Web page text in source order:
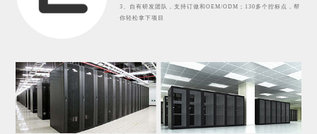
3、自有研发团队，支持订做和OEM/ODM；130多个控标点，帮
你轻松拿下项目